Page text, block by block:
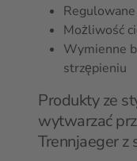
Możliwość
Wymienne
strzępieniu
Produkty ze
wytwarzać
Trennjaeger z